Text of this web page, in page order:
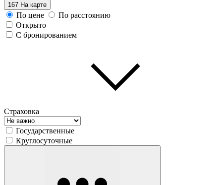
167 На карте
По цене
По расстоянию
Открыто
С бронированием
Страховка
Государственные
Круглосуточные